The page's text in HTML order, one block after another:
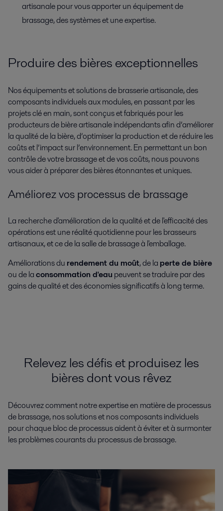
artisanale pour vous apporter un équipement de
brassage, des systèmes et une expertise.
Produire des bières exceptionnelles
Nos équipements et solutions de brasserie artisanale, des
composants individuels aux modules, en passant par les
projets clé en main, sont conçus et fabriqués pour les
producteurs de bière artisanale indépendants afin d’améliorer
la qualité de la bière, d’optimiser la production et de réduire les
coûts et l’impact sur l’environnement. En permettant un bon
contrôle de votre brassage et de vos coûts, nous pouvons
vous aider à préparer des bières étonnantes et uniques.
Améliorez vos processus de brassage
La recherche d'amélioration de la qualité et de l'efficacité des
opérations est une réalité quotidienne pour les brasseurs
artisanaux, et ce de la salle de brassage à l'emballage.
Améliorations du rendement du moût, de la perte de bière
ou de laconsommation d'eau peuvent se traduire par des
gains de qualité et des économies significatifs à long terme.
Relevez les défis et produisez les
bières dont vous rêvez
Découvrez comment notre expertise en matière de processus
de brassage, nos solutions et nos composants individuels
pour chaque bloc de processus aident à éviter et à surmonter
les problèmes courants du processus de brassage.